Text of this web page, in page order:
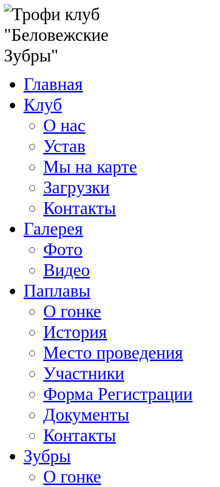
Главная
Клуб
О нас
Устав
Мы на карте
Загрузки
Контакты
Галерея
Фото
Видео
Паплавы
О гонке
История
Место проведения
Участники
Форма Регистрации
Документы
Контакты
Зубры
О гонке